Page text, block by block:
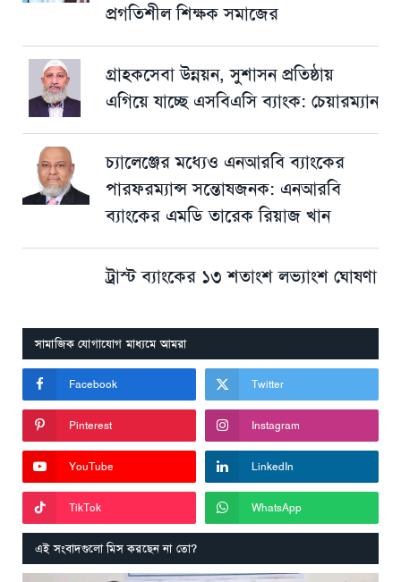
প্রগতিশীল শিক্ষক সমাজের
গ্রাহকসেবা উন্নয়ন, সুশাসন প্রতিষ্ঠায়
এগিয়ে যাচ্ছে এসবিএসি ব্যাংক: চেয়ারম্যান
চ্যালেঞ্জের মধ্যেও এনআরবি ব্যাংকের
পারফরম্যান্স সন্তোষজনক: এনআরবি
ব্যাংকের এমডি তারেক রিয়াজ খান
ট্রাস্ট ব্যাংকের ১৩ শতাংশ লভ্যাংশ ঘোষণা
সামাজিক যোগাযোগ মাধ্যমে আমরা
Facebook Twitter
Pinterest Instagram
YouTube LinkedIn
TikTok WhatsApp
এই সংবাদগুলো মিস করছেন না তো?